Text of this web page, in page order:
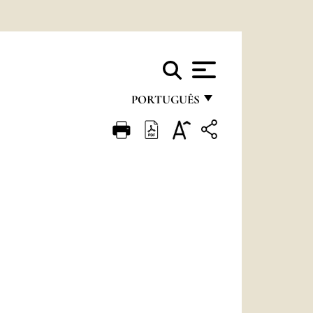
PORTUGUÊS
FRANÇAIS